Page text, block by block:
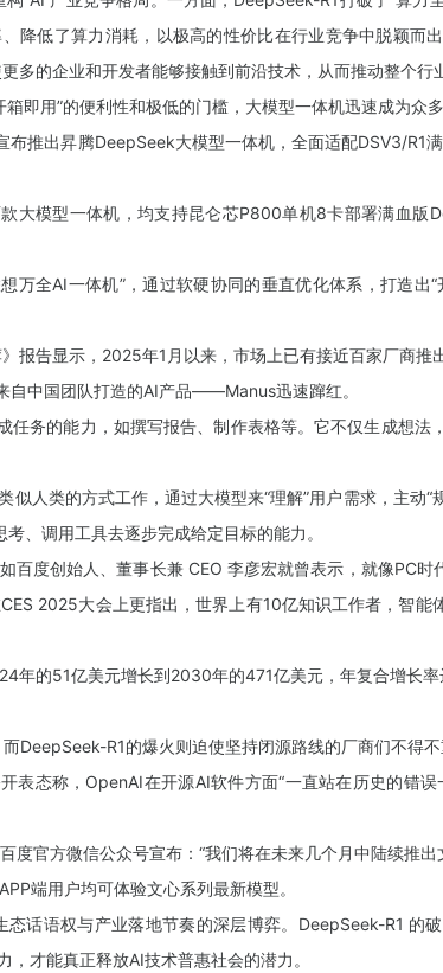
降低了算力消耗，以极高的性价比在行业竞争中脱颖而
的企业和开发者能够接触到前沿技术，从而推动整个行
用”的便利性和极低的门槛，大模型一体机迅速成为众
出昇腾DeepSeek大模型一体机，全面适配DSV3/R1
模型一体机，均支持昆仑芯P800单机8卡部署满血版
AI一体机”，通过软硬协同的垂直优化体系，打造出“
告显示，2025年1月以来，市场上已有接近百家厂商推出
中国团队打造的AI产品——Manus迅速蹿红。
的能力，如撰写报告、制作表格等。它不仅生成想法
类的方式工作，通过大模型来“理解”用户需求，主动“
、调用工具去逐步完成给定目标的能力。
创始人、董事长兼 CEO 李彦宏就曾表示，就像PC时
2025大会上更指出，世界上有10亿知识工作者，智
的51亿美元增长到2030年的471亿美元，年复合增长率
R1的爆火则迫使坚持闭源路线的厂商们不得不
态称，OpenAI在开源AI软件方面“一直站在历史的错误
官方微信公众号宣布：“我们将在未来几个月中陆续推
端用户均可体验文心系列最新模型。
语权与产业落地节奏的深层博弈。DeepSeek-R1 的
才能真正释放AI技术普惠社会的潜力。